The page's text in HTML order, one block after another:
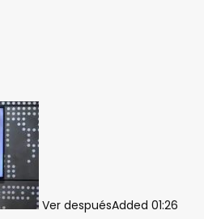
Ver despuésAdded 01:26